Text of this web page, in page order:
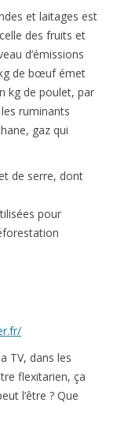
et laitages est
des fruits et
d’émissions
de bœuf émet
kg de poulet, par
ruminants
gaz qui
de serre, dont
pour
TV, dans les
flexitarien, ça
l’être ? Que